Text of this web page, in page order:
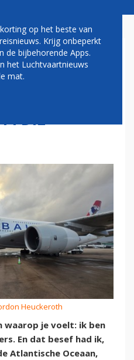
EN
DIE
Heuckeroth
waarop je voelt: ik ben
En dat besef had ik,
Atlantische Oceaan,
op het beste van
Krijg onbeperkt
de bijbehorende Apps.
het Luchtvaartnieuws
mat.